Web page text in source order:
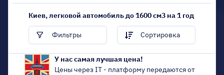
Киев, легковой автомобиль до 1600 см3 на 1 год
Фильтры Сортировка
У нас самая лучшая цена!
Цены через IT - платформу передаются от